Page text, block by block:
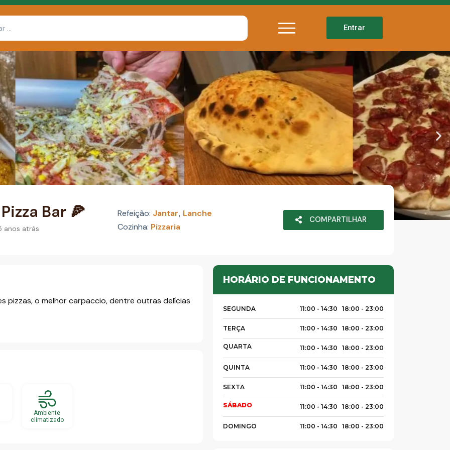
Entrar
Bar 🍕
anos atrás
Refeição: Jantar, Lanche
Cozinha: Pizzaria
COMPARTILHAR
⁣pizzas, o melhor carpaccio, dentre outras delícias
Ambiente
climatizado
HORÁRIO DE FUNCIONAMENTO
SEGUNDA 11:00 - 14:30 18:00 - 23:00
TERÇA 11:00 - 14:30 18:00 - 23:00
QUARTA 11:00 - 14:30 18:00 - 23:00
QUINTA 11:00 - 14:30 18:00 - 23:00
SEXTA 11:00 - 14:30 18:00 - 23:00
SÁBADO 11:00 - 14:30 18:00 - 23:00
DOMINGO 11:00 - 14:30 18:00 - 23:00